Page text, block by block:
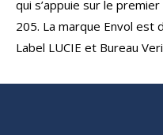
qui s’appuie sur le
205. La marque Envol est
Label LUCIE et Bureau